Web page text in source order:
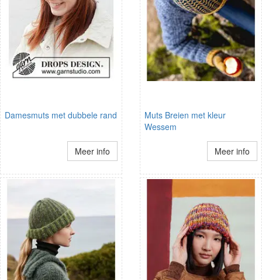
Damesmuts met dubbele rand
Meer info
Muts Breien met kleur
Wessem
Meer info